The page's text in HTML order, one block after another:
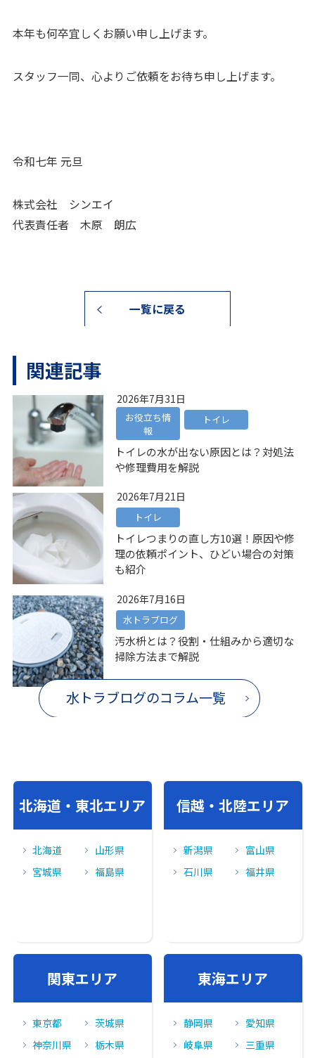
本年も何卒宜しくお願い申し上げます。
スタッフ一同、心よりご依頼をお待ち申し上げます。
令和七年 元旦
株式会社 シンエイ
代表責任者 木原 朗広
一覧に戻る
関連記事
2026年7月31日
お役立ち情
報
トイレ
トイレの水が出ない原因とは？対処法
や修理費用を解説
2026年7月21日
トイレ
トイレつまりの直し方10選！原因や修
理の依頼ポイント、ひどい場合の対策
も紹介
2026年7月16日
水トラブログ
汚水枡とは？役割・仕組みから適切な
掃除方法まで解説
水トラブログのコラム一覧
北海道・東北エリア
北海道
山形県
宮城県
福島県
信越・北陸エリア
新潟県
富山県
石川県
福井県
関東エリア
東京都
茨城県
神奈川県
栃木県
東海エリア
静岡県
愛知県
岐阜県
三重県